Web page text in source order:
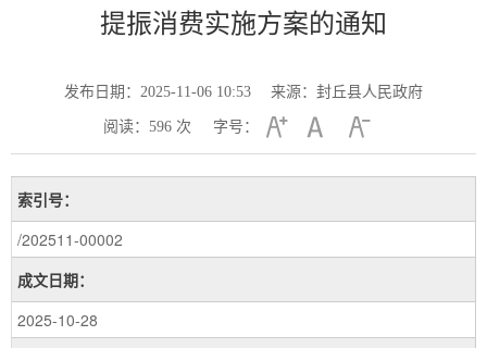
提振消费实施方案的通知
发布日期：2025-11-06 10:53 来源：封丘县人民政府
阅读： 596 次 字号：
索引号：
/202511-00002
成文日期：
2025-10-28